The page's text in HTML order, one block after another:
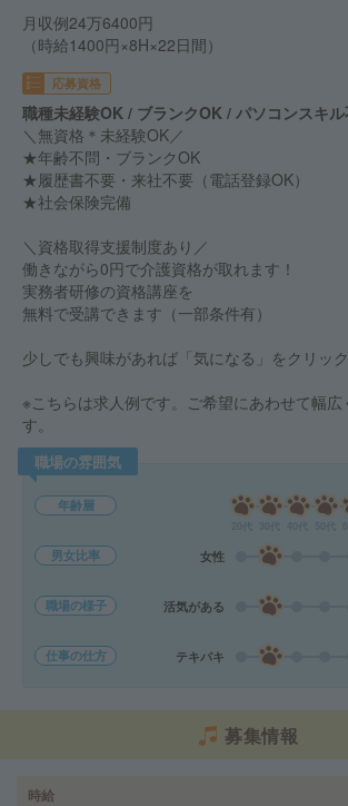
月収例24万6400円
（時給1400円×8H×22日間）
応募資格
職種未経験OK / ブランクOK / パソコンスキ
＼無資格＊未経験OK／
★年齢不問・ブランクOK
★履歴書不要・来社不要（電話登録OK）
★社会保険完備
＼資格取得支援制度あり／
働きながら0円で介護資格が取れます！
実務者研修の資格講座を
無料で受講できます（一部条件有）
少しでも興味があれば「気になる」をクリック
※こちらは求人例です。ご希望にあわせて幅広
す。
職場の雰囲気
年齢層
男女比率 女性
職場の様子 活気がある
仕事の仕方 テキパキ
募集情報
時給